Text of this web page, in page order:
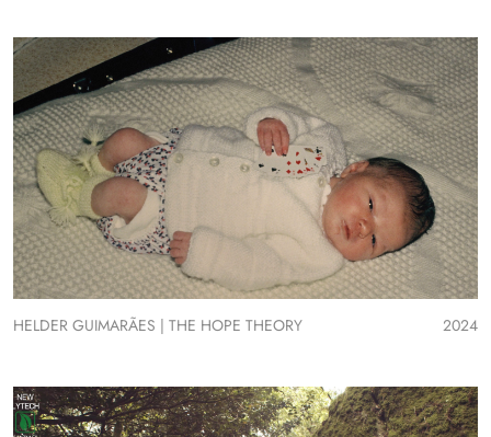
HELDER GUIMARÃES | THE HOPE THEORY 2024